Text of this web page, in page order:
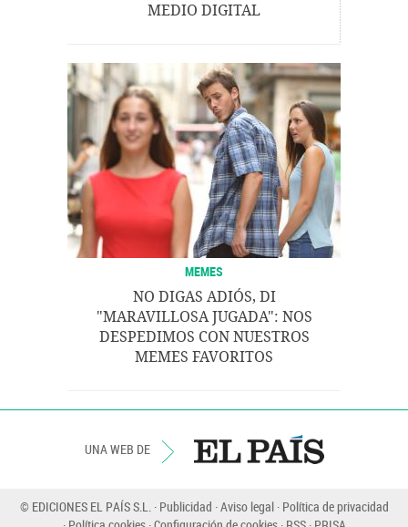
MEDIO DIGITAL
MEMES
NO DIGAS ADIÓS, DI
"MARAVILLOSA JUGADA": NOS
DESPEDIMOS CON NUESTROS
MEMES FAVORITOS
UNA WEB DE
© EDICIONES EL PAÍS S.L. Publicidad Aviso legal Política de privacidad